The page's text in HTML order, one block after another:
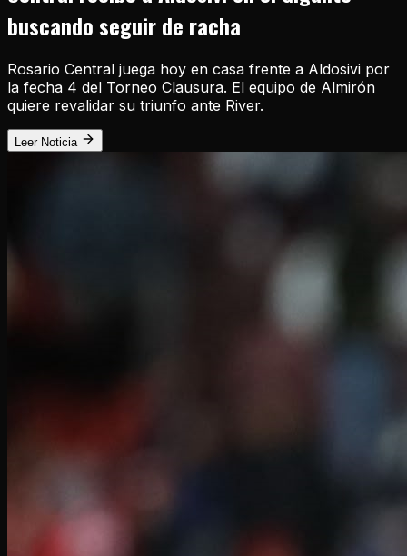
buscando seguir de racha
Rosario Central juega hoy en casa frente a Aldosivi por
la fecha 4 del Torneo Clausura. El equipo de Almirón
quiere revalidar su triunfo ante River.
Leer Noticia